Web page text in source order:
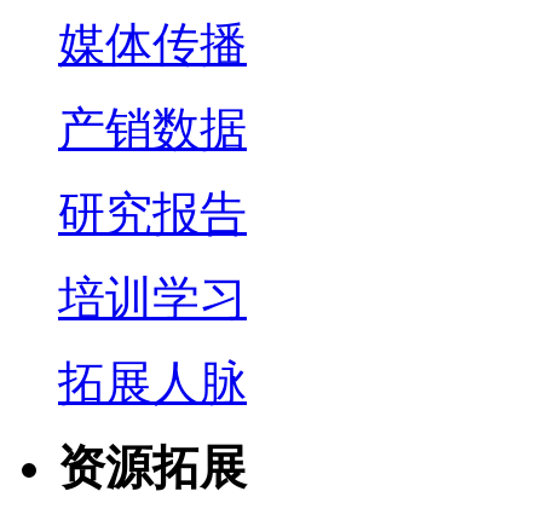
媒体传播
产销数据
研究报告
培训学习
拓展人脉
资源拓展